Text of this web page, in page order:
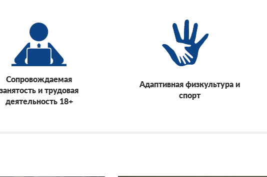
Сопровождаемая
занятость и трудовая
деятельность 18+
Адаптивная физкультура и
спорт